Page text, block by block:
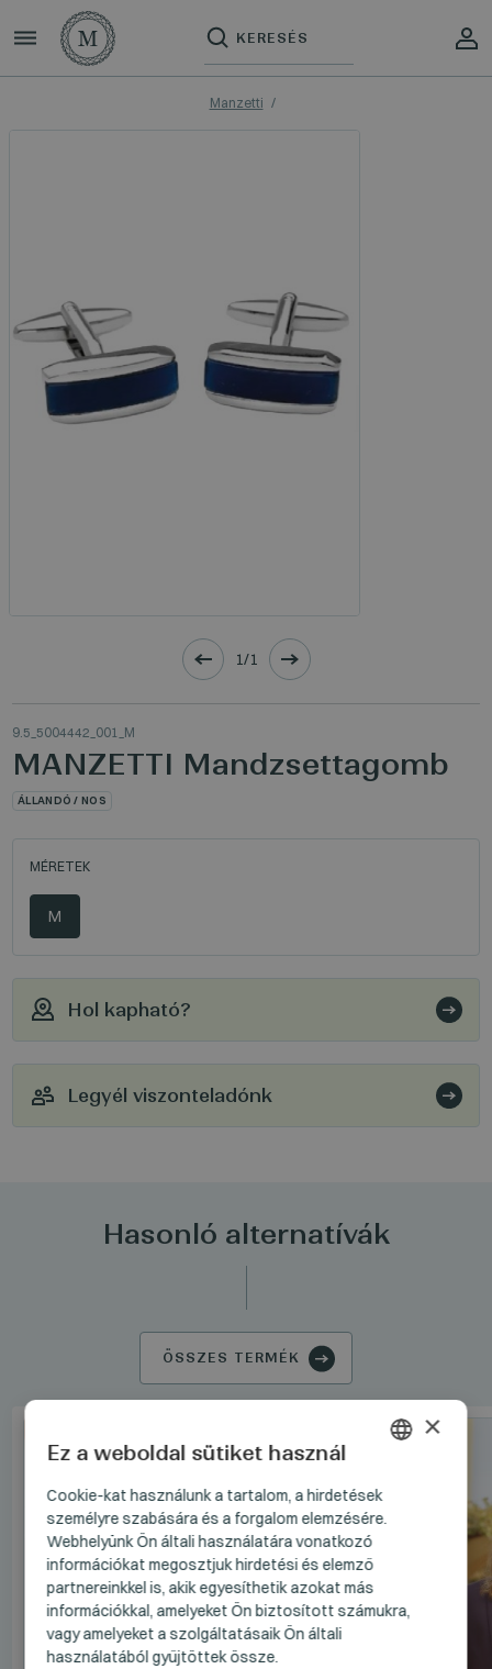
Manzetti
1/1
9.5_5004442_001_M
MANZETTI Mandzsettagomb
ÁLLANDÓ / NOS
MÉRETEK
M
Hol kapható?
Legyél viszonteladónk
Hasonló alternatívák
ÖSSZES TERMÉK
HUNGARIAN
GERMAN
ENGLISH
×
Ez a weboldal sütiket használ
Cookie-kat használunk a tartalom, a hirdetések
személyre szabására és a forgalom elemzésére.
Webhelyünk Ön általi használatára vonatkozó
információkat megosztjuk hirdetési és elemző
partnereinkkel is, akik egyesíthetik azokat más
információkkal, amelyeket Ön biztosított számukra,
vagy amelyeket a szolgáltatásaik Ön általi
használatából gyűjtöttek össze.